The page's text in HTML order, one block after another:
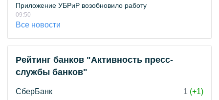
Приложение УБРиР возобновило работу
09:50
Все новости
Рейтинг банков "Активность пресс-
службы банков"
СберБанк 1 (+1)